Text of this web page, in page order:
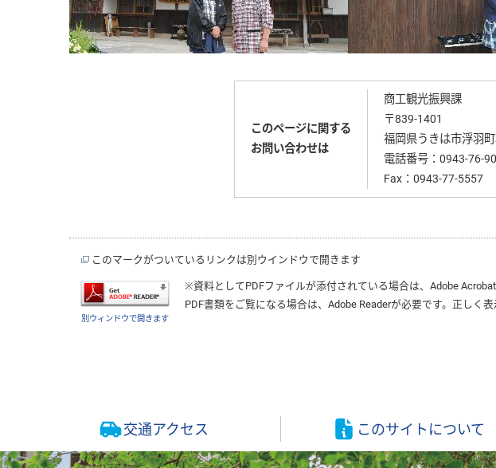
このページに関する
お問い合わせは
商工観光振興課
〒839-1401
福岡県うきは市浮羽
電話番号： 0943-76-
Fax：0943-77-5557
このマークがついているリンクは別ウインドウで開きます
別ウィンドウで開きます
※資料としてPDFファイルが添付されている場合は、 Adobe
PDF書類をご覧になる場合は、 Adobe Readerが必要です。正しく
交通アクセス このサイトについて